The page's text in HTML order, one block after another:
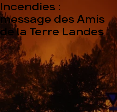
Incendies :
message des Amis
de la Terre Landes